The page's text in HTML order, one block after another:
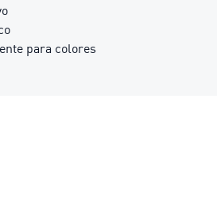
para colores